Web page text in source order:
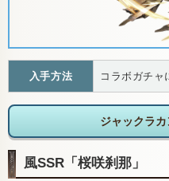
入手方法 コラボガチャ
ジャックラ
風SSR「桜咲刹那」